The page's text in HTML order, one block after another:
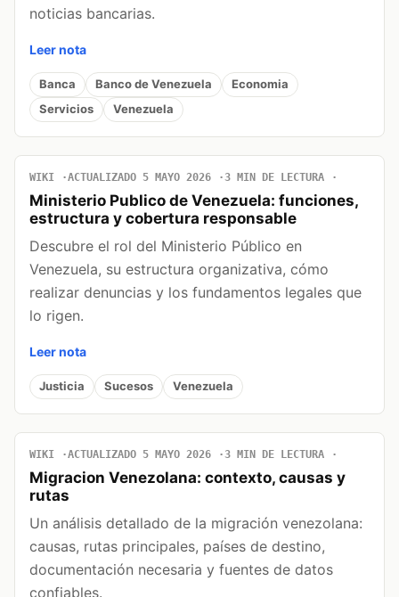
noticias bancarias.
Leer nota
Banca Banco de Venezuela
Economia
Servicios
Venezuela
WIKI ACTUALIZADO 5 MAYO 2026 3 MIN DE LECTURA
Ministerio Publico de Venezuela: funciones,
estructura y cobertura responsable
Descubre el rol del Ministerio Público en
Venezuela, su estructura organizativa, cómo
realizar denuncias y los fundamentos legales que
lo rigen.
Leer nota
Justicia Sucesos Venezuela
WIKI ACTUALIZADO 5 MAYO 2026 3 MIN DE LECTURA
Migracion Venezolana: contexto, causas y
rutas
Un análisis detallado de la migración venezolana:
causas, rutas principales, países de destino,
documentación necesaria y fuentes de datos
confiables.